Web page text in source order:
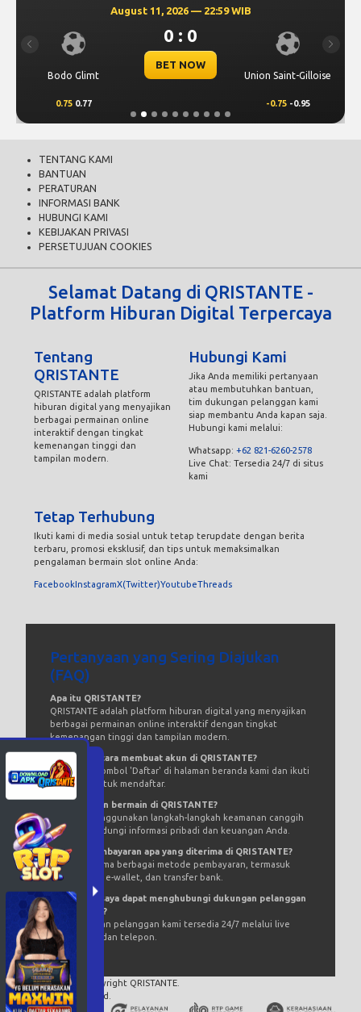
August 11, 2026 — 22:59 WIB
Bodo Glimt
0 : 0
BET NOW
Union Saint-Gilloise
0.75 0.77 -0.75 -0.95
Previous Next
TENTANG KAMI
BANTUAN
PERATURAN
INFORMASI BANK
HUBUNGI KAMI
KEBIJAKAN PRIVASI
PERSETUJUAN COOKIES
Selamat Datang di QRISTANTE -
Platform Hiburan Digital Terpercaya
Tentang
QRISTANTE
QRISTANTE adalah platform
hiburan digital yang menyajikan
berbagai permainan online
interaktif dengan tingkat
kemenangan tinggi dan
tampilan modern.
Hubungi Kami
Jika Anda memiliki pertanyaan
atau membutuhkan bantuan,
tim dukungan pelanggan kami
siap membantu Anda kapan saja.
Hubungi kami melalui:
Whatsapp: +62 821-6260-2578
Live Chat: Tersedia 24/7 di situs
kami
Tetap Terhubung
Ikuti kami di media sosial untuk tetap terupdate dengan berita
terbaru, promosi eksklusif, dan tips untuk memaksimalkan
pengalaman bermain slot online Anda:
FacebookInstagramX(Twitter)YoutubeThreads
Pertanyaan yang Sering Diajukan
(FAQ)
Apa itu QRISTANTE?
QRISTANTE adalah platform hiburan digital yang menyajikan
berbagai permainan online interaktif dengan tingkat
kemenangan tinggi dan tampilan modern.
Bagaimana cara membuat akun di QRISTANTE?
Cukup klik tombol 'Daftar' di halaman beranda kami dan ikuti
petunjuk untuk mendaftar.
Apakah aman bermain di QRISTANTE?
Ya, kami menggunakan langkah-langkah keamanan canggih
untuk melindungi informasi pribadi dan keuangan Anda.
Metode pembayaran apa yang diterima di QRISTANTE?
Kami menerima berbagai metode pembayaran, termasuk
kartu kredit, e-wallet, dan transfer bank.
Bagaimana saya dapat menghubungi dukungan pelanggan
QRISTANTE?
Tim dukungan pelanggan kami tersedia 24/7 melalui live
chat, email, dan telepon.
© 2015 - 2026 Copyright QRISTANTE.
All Rights Reserved.